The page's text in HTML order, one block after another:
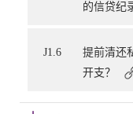
的信贷纪
J1.6
提前清还
开支？